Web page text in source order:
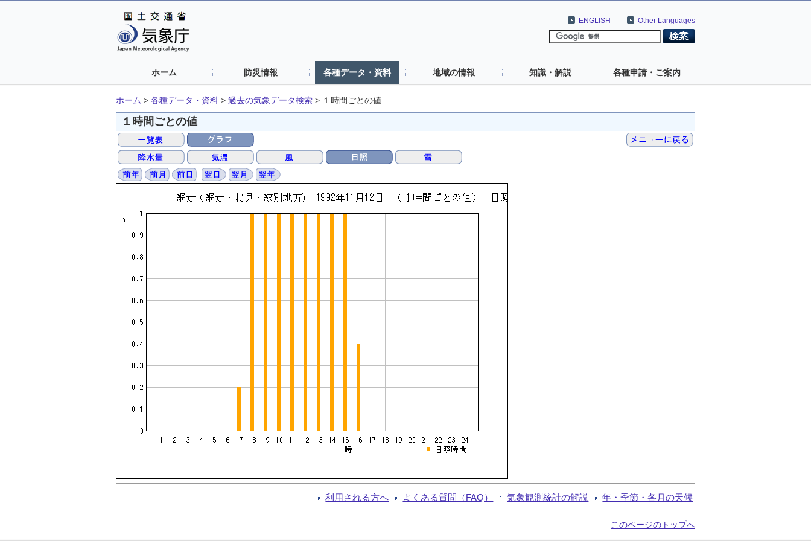
Other Languages
ENGLISH
ホーム 防災情報 各種データ・資料 地域の情報 知識・解説 各種申請・ご案内
ホーム > 各種データ・資料 > 過去の気象データ検索 > １時間ごとの値
１時間ごとの値
利用される方へ よくある質問（FAQ） 気象観測統計の解説 年・季節・各月の天候
このページのトップへ